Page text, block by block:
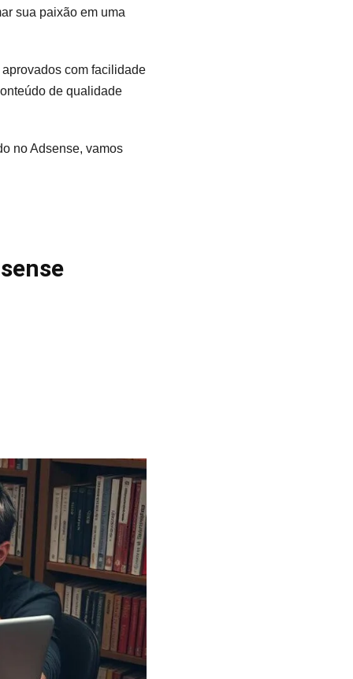
sua paixão em uma
com facilidade
de qualidade
no Adsense, vamos